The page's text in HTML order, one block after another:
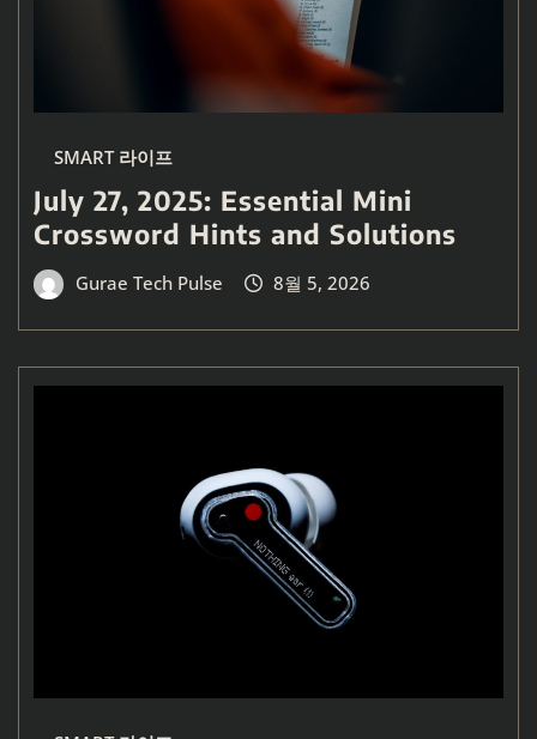
SMART 라이프
July 27, 2025: Essential Mini
Crossword Hints and Solutions
Gurae Tech Pulse 8월 5, 2026